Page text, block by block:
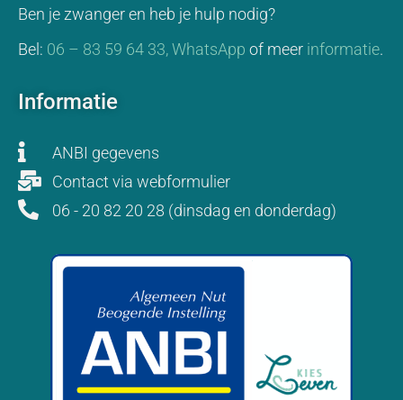
Ben je zwanger en heb je hulp nodig?
Bel: 06 – 83 59 64 33,WhatsApp of meer informatie.
Informatie
ANBI gegevens
Contact via webformulier
06 - 20 82 20 28 (dinsdag en donderdag)